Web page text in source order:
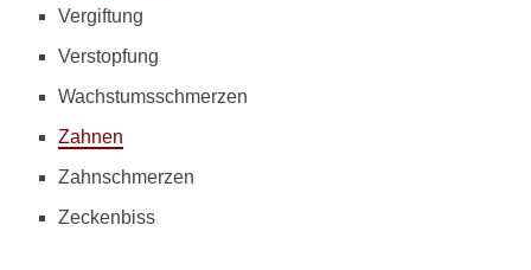
Vergiftung
Verstopfung
Wachstumsschmerzen
Zahnen
Zahnschmerzen
Zeckenbiss
n
a
r
u
m
s